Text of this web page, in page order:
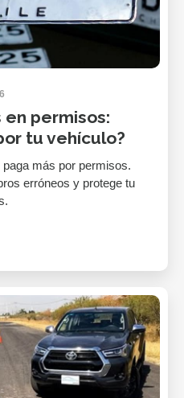
permisos:
tu vehículo?
más por permisos.
erróneos y protege tu